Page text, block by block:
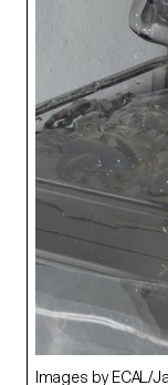
Images by ECAL/